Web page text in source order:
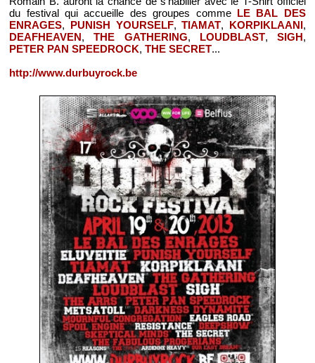
du festival qui accueille des groupes comme LE BAL DES
ENRAGES, PUNISH YOURSELF,TIAMAT, KORPIKLAANI,
DEAFHEAVEN,THE GATHERING, LOUDBLAST, SIGH,
PETER PAN SPEEDROCK,THE SECRET...
http://www.durbuyrock.be